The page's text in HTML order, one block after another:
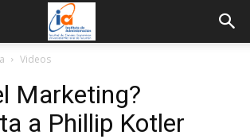
Videos
Marketing?
a Phillip Kotler